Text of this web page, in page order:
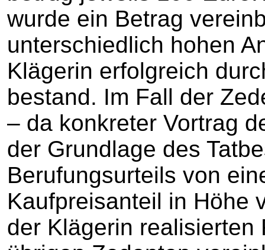
wurde ein Betrag
unterschiedlich hohen
Klägerin erfolgreich
bestand. Im Fall der
– da konkreter Vortrag
der Grundlage des
Berufungsurteils von
Kaufpreisanteil in Höhe
der Klägerin realisierten